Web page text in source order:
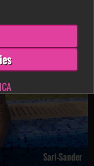
Sari-Sander